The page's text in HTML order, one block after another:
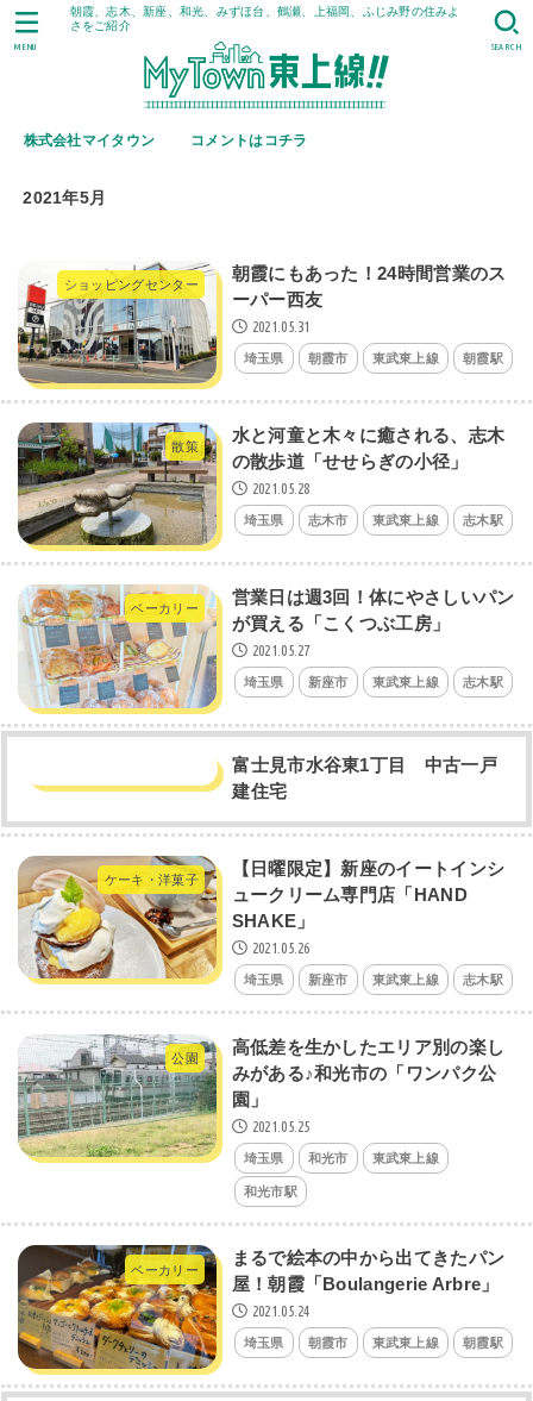
朝霞、志木、新座、和光、みずほ台、鶴瀬、上福岡、ふじみ野の住みよ
さをご紹介
株式会社マイタウン コメントはコチラ
SEARCH
MENU
2021年5月
ショッピングセンター
朝霞にもあった！24時間営業のス
ーパー西友
2021.05.31
埼玉県 朝霞市 東武東上線 朝霞駅
散策
水と河童と木々に癒される、志木
の散歩道「せせらぎの小径」
2021.05.28
埼玉県 志木市 東武東上線 志木駅
ベーカリー
営業日は週3回！体にやさしいパン
が買える「こくつぶ工房」
2021.05.27
埼玉県 新座市 東武東上線 志木駅
富士見市水谷東1丁目 中古一戸
建住宅
ケーキ・洋菓子
【日曜限定】新座のイートインシ
ュークリーム専門店「HAND
SHAKE」
2021.05.26
埼玉県 新座市 東武東上線 志木駅
公園
高低差を生かしたエリア別の楽し
みがある♪和光市の「ワンパク公
園」
2021.05.25
埼玉県 和光市 東武東上線
和光市駅
ベーカリー
まるで絵本の中から出てきたパン
屋！朝霞「Boulangerie Arbre」
2021.05.24
埼玉県 朝霞市 東武東上線 朝霞駅